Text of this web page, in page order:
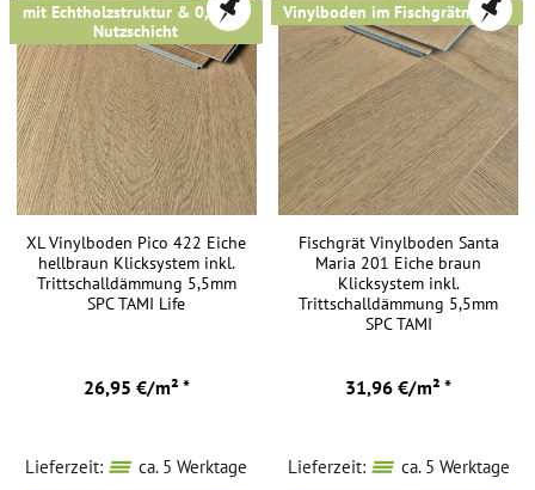
mit Echtholzstruktur & 0,5 mm
Nutzschicht
XL Vinylboden Pico 422 Eiche
hellbraun Klicksystem inkl.
Trittschalldämmung 5,5mm
SPC TAMI Life
26,95 €/m² *
Lieferzeit:
ca. 5 Werktage
Vinylboden im Fischgrätmuster
Fischgrät Vinylboden Santa
Maria 201 Eiche braun
Klicksystem inkl.
Trittschalldämmung 5,5mm
SPC TAMI
31,96 €/m² *
Lieferzeit:
ca. 5 Werktage